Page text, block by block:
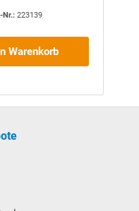
gelesen
Nr.:223139
Warenkorb